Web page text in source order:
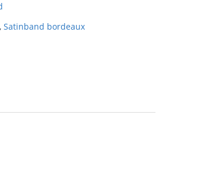
, Satinband bordeaux